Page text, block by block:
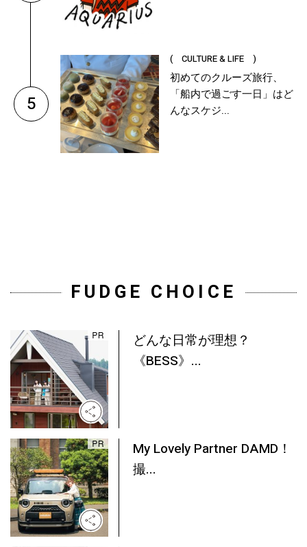
5
( CULTURE & LIFE )
初めてのクルーズ旅行、
「船内で過ごす一日」はど
んなスケジ...
FUDGE CHOICE
どんな日常が理想？
《BESS》...
My Lovely Partner DAMD！
撮...